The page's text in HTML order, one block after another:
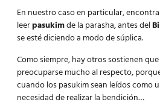
En nuestro caso en particular,
leerpasukimde la parasha, antes del
se esté diciendo a modo de súplica.
Como siempre, hay otros sostienen
preocuparse mucho al respecto,
cuando los pasukim sean leídos como
necesidad de realizar la bendición…